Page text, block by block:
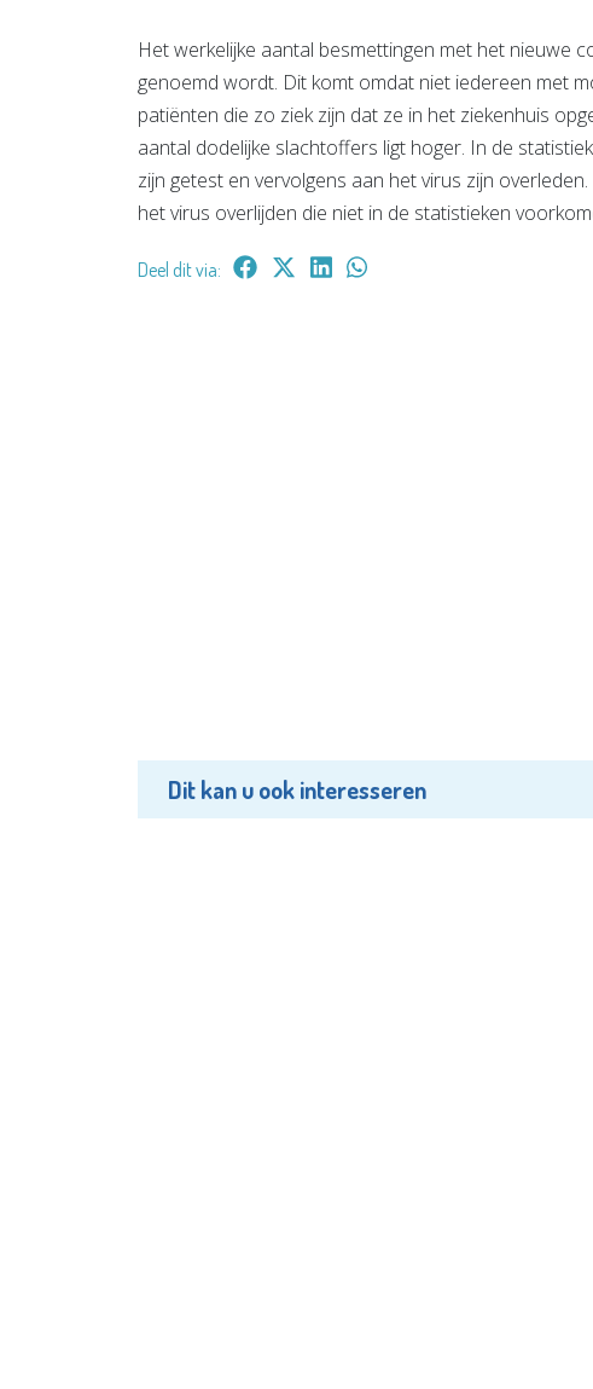
Het werkelijke aantal besmettingen met het nieuwe
genoemd wordt. Dit komt omdat niet iedereen met
patiënten die zo ziek zijn dat ze in het ziekenhuis
aantal dodelijke slachtoffers ligt hoger. In de
zijn getest en vervolgens aan het virus zijn
het virus overlijden die niet in de statistieken
Deel dit via:
Dit kan u ook interesseren